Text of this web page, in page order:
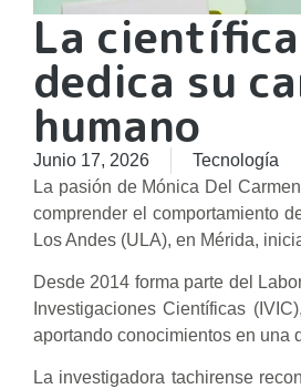
La
dedica su
humano
Junio 17, 2026
Tecnología
La pasión de Mónica Del
comprender el comportamiento
Los Andes (ULA), en Mérida,
Desde 2014 forma parte del
Investigaciones Científicas
aportando conocimientos en una
La investigadora tachirense